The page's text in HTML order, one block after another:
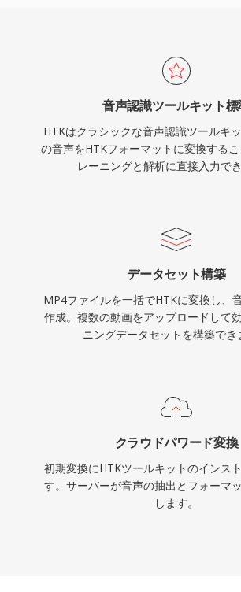
音声認識ツールキット
HTKはクラシックな音声認識ツールキ
の音声をHTKフォーマットに変換する
レーニングと解析に直接入力でき
データセット構築
MP4ファイルを一括でHTKに変換し、
作成。複数の動画をアップロードして
ニングデータセットを構築でき
クラウドパワード変換
初期変換にHTKツールキットのインス
す。サーバーが音声の抽出とフォーマ
します。